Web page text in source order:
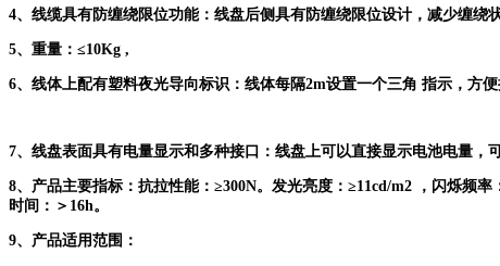
4、线缆具有防缠绕限位功能： 线盘后侧具有防缠绕限位设计，减少缠绕
5、重量 ：≤10Kg ,
6、线体上配有塑料夜光导向标识： 线体每隔2m设置一个三角 指示，方
7、 线盘表面具有电量显示和多种接口 ： 线盘上可以直接显示电池电量，
8、产品主要指标： 抗拉性能：≥300N。 发光亮度：≥11cd/m2 ，闪烁频率
时间：＞16h。
9、产品适用范围：